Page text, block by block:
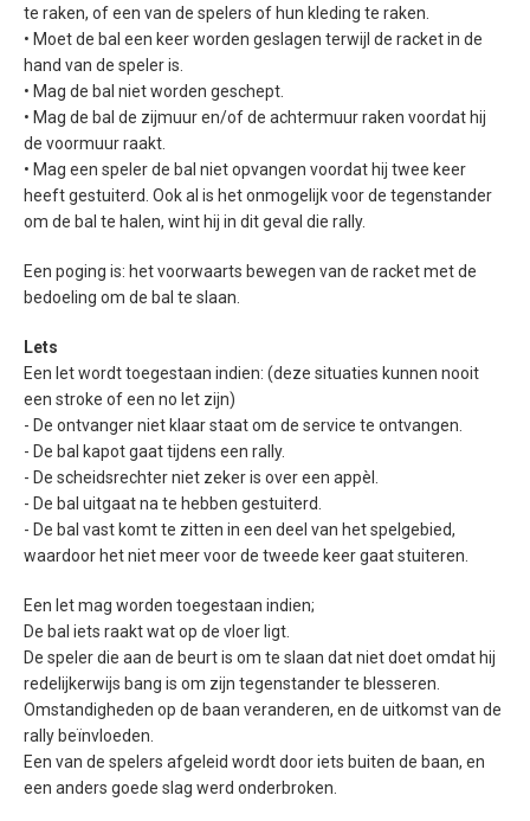
te raken, of een van de spelers of hun kleding te raken.
• Moet de bal een keer worden geslagen terwijl de racket in de
hand van de speler is.
• Mag de bal niet worden geschept.
• Mag de bal de zijmuur en/of de achtermuur raken voordat hij
de voormuur raakt.
• Mag een speler de bal niet opvangen voordat hij twee keer
heeft gestuiterd. Ook al is het onmogelijk voor de tegenstander
om de bal te halen, wint hij in dit geval die rally.
Een poging is: het voorwaarts bewegen van de racket met de
bedoeling om de bal te slaan.
Lets
Een let wordt toegestaan indien: (deze situaties kunnen nooit
een stroke of een no let zijn)
- De ontvanger niet klaar staat om de service te ontvangen.
- De bal kapot gaat tijdens een rally.
- De scheidsrechter niet zeker is over een appèl.
- De bal uitgaat na te hebben gestuiterd.
- De bal vast komt te zitten in een deel van het spelgebied,
waardoor het niet meer voor de tweede keer gaat stuiteren.
Een let mag worden toegestaan indien;
De bal iets raakt wat op de vloer ligt.
De speler die aan de beurt is om te slaan dat niet doet omdat hij
redelijkerwijs bang is om zijn tegenstander te blesseren.
Omstandigheden op de baan veranderen, en de uitkomst van de
rally beïnvloeden.
Een van de spelers afgeleid wordt door iets buiten de baan, en
een anders goede slag werd onderbroken.